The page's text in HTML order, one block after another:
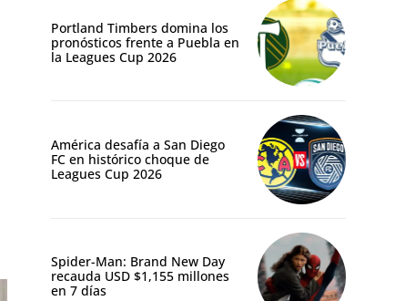
Portland Timbers domina los
pronósticos frente a Puebla en
la Leagues Cup 2026
América desafía a San Diego
FC en histórico choque de
Leagues Cup 2026
Spider-Man: Brand New Day
recauda USD $1,155 millones
en 7 días